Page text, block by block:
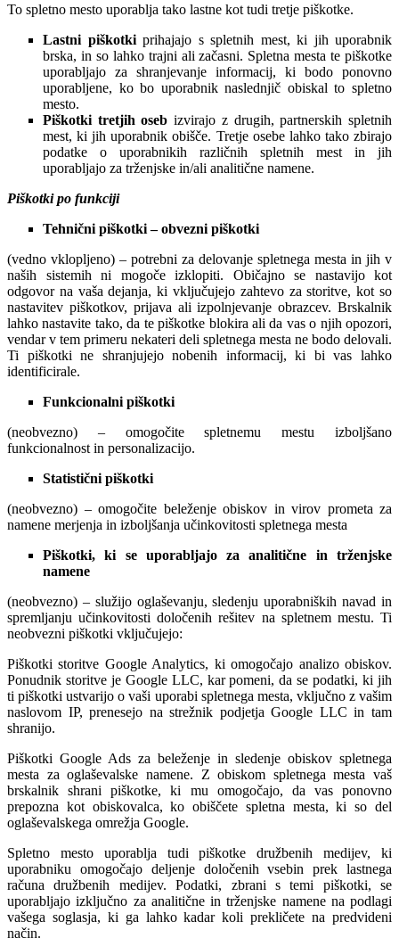
To spletno mesto uporablja tako lastne kot tudi tretje piškotke.
Lastni piškotkiprihajajo s spletnih mest, ki jih uporabnik
brska, in so lahko trajni ali začasni. Spletna mesta te piškotke
uporabljajo za shranjevanje informacij, ki bodo ponovno
uporabljene, ko bo uporabnik naslednjič obiskal to spletno
mesto.
Piškotki tretjih oseb izvirajo z drugih, partnerskih spletnih
mest, ki jih uporabnik obišče. Tretje osebe lahko tako zbirajo
podatke o uporabnikih različnih spletnih mest in jih
uporabljajo za trženjske in/ali analitične namene.
Piškotki po funkciji
Tehnični piškotki – obvezni piškotki
(vedno vklopljeno) – potrebni za delovanje spletnega mesta in jih v
naših sistemih ni mogoče izklopiti. Običajno se nastavijo kot
odgovor na vaša dejanja, ki vključujejo zahtevo za storitve, kot so
nastavitev piškotkov, prijava ali izpolnjevanje obrazcev. Brskalnik
lahko nastavite tako, da te piškotke blokira ali da vas o njih opozori,
vendar v tem primeru nekateri deli spletnega mesta ne bodo delovali.
Ti piškotki ne shranjujejo nobenih informacij, ki bi vas lahko
identificirale.
Funkcionalni piškotki
(neobvezno) – omogočite spletnemu mestu izboljšano
funkcionalnost in personalizacijo.
Statistični piškotki
(neobvezno) – omogočite beleženje obiskov in virov prometa za
namene merjenja in izboljšanja učinkovitosti spletnega mesta
Piškotki, ki se uporabljajo za analitične in trženjske
namene
(neobvezno) – služijo oglaševanju, sledenju uporabniških navad in
spremljanju učinkovitosti določenih rešitev na spletnem mestu. Ti
neobvezni piškotki vključujejo:
Piškotki storitve Google Analytics, ki omogočajo analizo obiskov.
Ponudnik storitve je Google LLC, kar pomeni, da se podatki, ki jih
ti piškotki ustvarijo o vaši uporabi spletnega mesta, vključno z vašim
naslovom IP, prenesejo na strežnik podjetja Google LLC in tam
shranijo.
Piškotki Google Ads za beleženje in sledenje obiskov spletnega
mesta za oglaševalske namene. Z obiskom spletnega mesta vaš
brskalnik shrani piškotke, ki mu omogočajo, da vas ponovno
prepozna kot obiskovalca, ko obiščete spletna mesta, ki so del
oglaševalskega omrežja Google.
Spletno mesto uporablja tudi piškotke družbenih medijev, ki
uporabniku omogočajo deljenje določenih vsebin prek lastnega
računa družbenih medijev. Podatki, zbrani s temi piškotki, se
uporabljajo izključno za analitične in trženjske namene na podlagi
vašega soglasja, ki ga lahko kadar koli prekličete na predvideni
način.